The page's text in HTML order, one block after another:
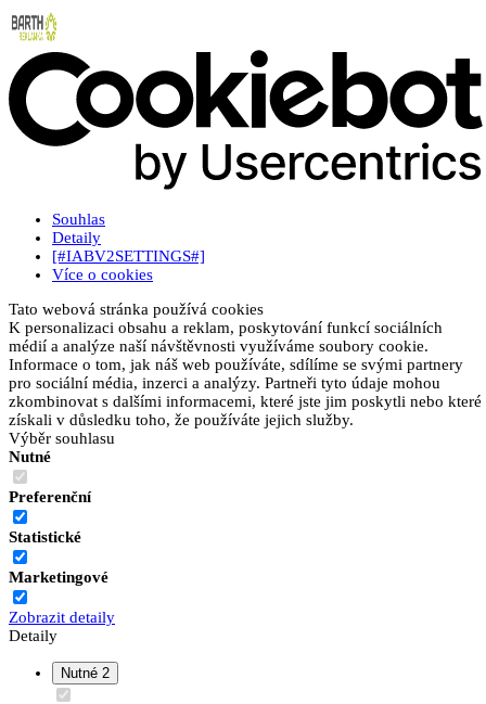
Souhlas
Detaily
[#IABV2SETTINGS#]
Více o cookies
Tato webová stránka používá cookies
K personalizaci obsahu a reklam, poskytování funkcí sociálních
médií a analýze naší návštěvnosti využíváme soubory cookie.
Informace o tom, jak náš web používáte, sdílíme se svými partnery
pro sociální média, inzerci a analýzy. Partneři tyto údaje mohou
zkombinovat s dalšími informacemi, které jste jim poskytli nebo které
získali v důsledku toho, že používáte jejich služby.
Výběr souhlasu
Nutné
Preferenční
Statistické
Marketingové
Zobrazit detaily
Detaily
Nutné 2